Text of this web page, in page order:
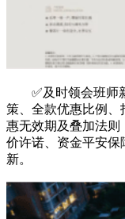
✅及时领会班师新
策、全款优惠比例、
惠无效期及叠加法则
价许诺、资金平安保
新。